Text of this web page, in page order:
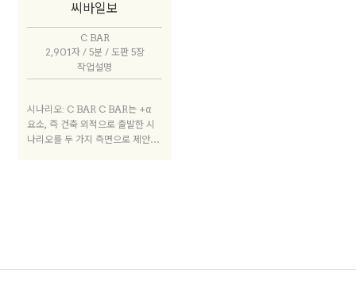
씨바일보
C BAR
2,901자 / 5분 / 도판 5장
작업설명
시나리오: C BAR C BAR는 +α
요소, 즉 건축 외적으로 출발한 시
나리오를 두 가지 측면으로 제안한